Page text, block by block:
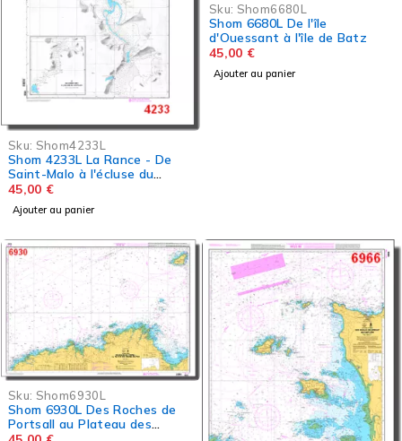
Sku: Shom4233L
Shom 4233L La Rance - De
Saint-Malo à l'écluse du
Châtelier
45,00 €
Ajouter au panier
Sku: Shom6680L
Shom 6680L De l'île
d'Ouessant à l'île de Batz
45,00 €
Ajouter au panier
Sku: Shom6930L
Shom 6930L Des Roches de
Portsall au Plateau des